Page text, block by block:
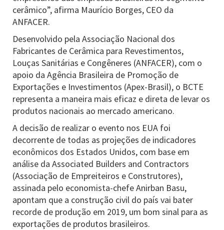
cerâmico”, afirma Maurício Borges, CEO da
ANFACER.
Desenvolvido pela Associação Nacional dos
Fabricantes de Cerâmica para Revestimentos,
Louças Sanitárias e Congêneres (ANFACER), com o
apoio da Agência Brasileira de Promoção de
Exportações e Investimentos (Apex-Brasil), o BCTE
representa a maneira mais eficaz e direta de levar os
produtos nacionais ao mercado americano.
A decisão de realizar o evento nos EUA foi
decorrente de todas as projeções de indicadores
econômicos dos Estados Unidos, com base em
análise da Associated Builders and Contractors
(Associação de Empreiteiros e Construtores),
assinada pelo economista-chefe Anirban Basu,
apontam que a construção civil do país vai bater
recorde de produção em 2019, um bom sinal para as
exportações de produtos brasileiros.